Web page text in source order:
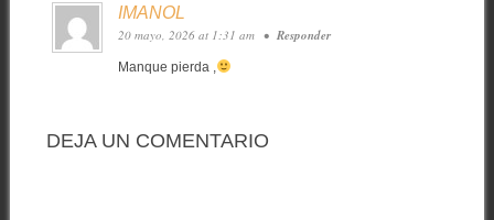
IMANOL
20 mayo, 2026 at 1:31 am • Responder
Manque pierda ,
DEJA UN COMENTARIO